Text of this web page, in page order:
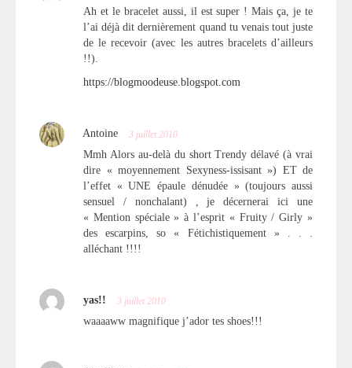
Ah et le bracelet aussi, il est super ! Mais ça, je te
l’ai déjà dit dernièrement quand tu venais tout juste
de le recevoir (avec les autres bracelets d’ailleurs
!!).
https://blogmoodeuse.blogspot.com
Antoine 3 juillet 2010
Mmh Alors au-delà du short Trendy délavé (à vrai
dire « moyennement Sexyness-issisant ») ET de
l’effet « UNE épaule dénudée » (toujours aussi
sensuel / nonchalant) , je décernerai ici une
« Mention spéciale » à l’esprit « Fruity / Girly »
des escarpins, so « Fétichistiquement » . . .
alléchant !!!!
yas!! 3 juillet 2010
waaaaww magnifique j’ador tes shoes!!!